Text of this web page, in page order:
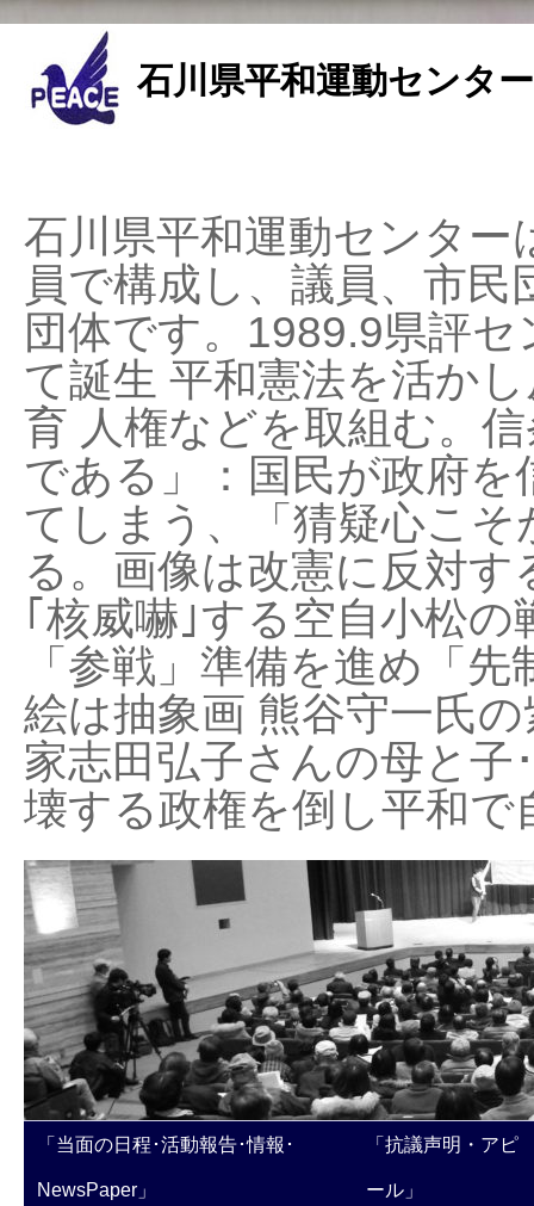
石川県平和運動センタ
石川県平和運動センタ
員で構成し、議員、市
団体です。1989.9県評
て誕生 平和憲法を活か
育 人権などを取組む。
である」：国民が政府
てしまう、「猜疑心こ
る。画像は改憲に反対
｢核威嚇｣する空自小松
「参戦」準備を進め「
絵は抽象画 熊谷守一氏
家志田弘子さんの母と子
壊する政権を倒し平和
「当面の日程･活動報告･情報･
NewsPaper」
「抗議声明・アピ
ール」